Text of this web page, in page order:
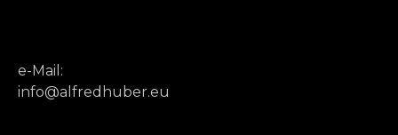
e-Mail:
info@alfredhuber.eu